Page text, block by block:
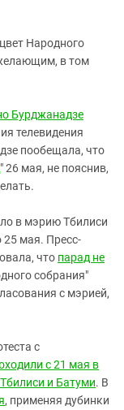
Народного
в том
Бурджанадзе
телевидения
пообещала, что
" 26 мая, не пояснив,
в мэрию Тбилиси
25 мая. Пресс-
что парад не
собрания"
с мэрией,
с
с 21 мая в
и Батуми. В
, применяя дубинки